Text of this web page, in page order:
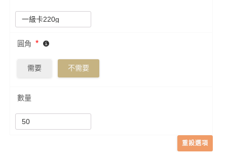
圓角 *
需要 不需要
數量
重設選項